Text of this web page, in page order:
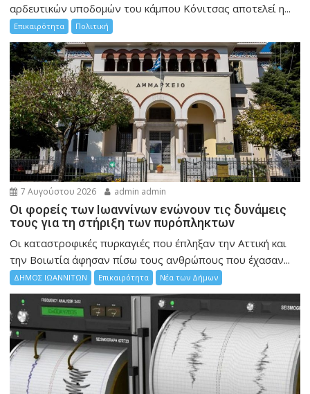
αρδευτικών υποδομών του κάμπου Κόνιτσας αποτελεί η...
Επικαιρότητα Πολιτική
7 Αυγούστου 2026 admin admin
Οι φορείς των Ιωαννίνων ενώνουν τις δυνάμεις
τους για τη στήριξη των πυρόπληκτων
Οι καταστροφικές πυρκαγιές που έπληξαν την Αττική και
την Bοιωτία άφησαν πίσω τους ανθρώπους που έχασαν...
ΔΗΜΟΣ ΙΩΑΝΝΙΤΩΝ Επικαιρότητα Νέα των Δήμων